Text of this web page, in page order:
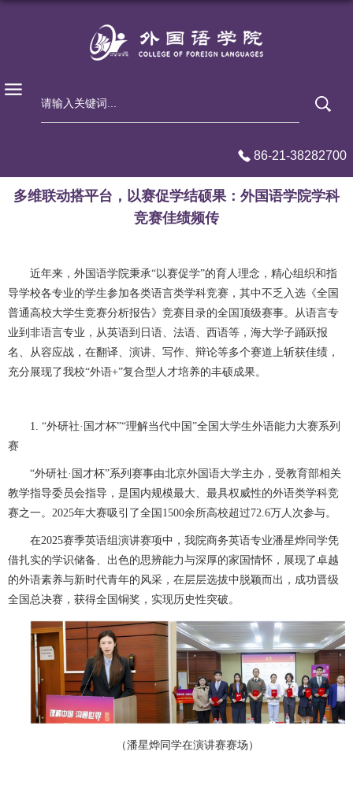
86-21-38282700
多维联动搭平台，以赛促学结硕果：外国语学院学科
竞赛佳绩频传
近年来，外国语学院秉承“以赛促学”的育人理念，精心组织和指
导学校各专业的学生参加各类语言类学科竞赛，其中不乏入选《全国
普通高校大学生竞赛分析报告》竞赛目录的全国顶级赛事。从语言专
业到非语言专业，从英语到日语、法语、西语等，海大学子踊跃报
名、从容应战，在翻译、演讲、写作、辩论等多个赛道上斩获佳绩，
充分展现了我校“外语+”复合型人才培养的丰硕成果。
1. “外研社·国才杯”“理解当代中国”全国大学生外语能力大赛系列
赛
“外研社·国才杯”系列赛事由北京外国语大学主办，受教育部相关
教学指导委员会指导，是国内规模最大、最具权威性的外语类学科竞
赛之一。2025年大赛吸引了全国1500余所高校超过72.6万人次参与。
在2025赛季英语组演讲赛项中，我院商务英语专业潘星烨同学凭
借扎实的学识储备、出色的思辨能力与深厚的家国情怀，展现了卓越
的外语素养与新时代青年的风采，在层层选拔中脱颖而出，成功晋级
全国总决赛，获得全国铜奖，实现历史性突破。
（潘星烨同学在演讲赛赛场）